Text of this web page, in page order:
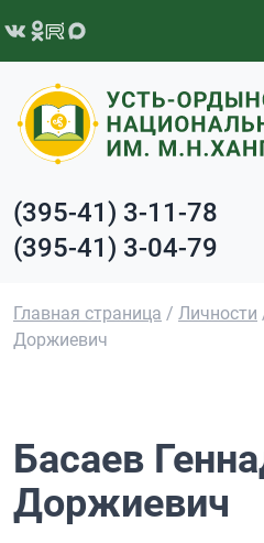
(395-41) 3-11-78
(395-41) 3-04-79
Главная страница / Личности
Доржиевич
Басаев
Доржиевич